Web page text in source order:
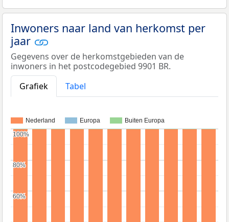
Inwoners naar land van herkomst per
jaar
Gegevens over de herkomstgebieden van de
inwoners in het postcodegebied 9901 BR.
Grafiek
Tabel
Nederland Europa Buiten Europa
60%
60%
80%
80%
100%
100%